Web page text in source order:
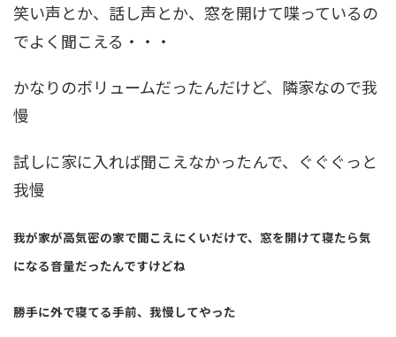
笑い声とか、話し声とか、窓を開けて喋っているの
でよく聞こえる・・・
かなりのボリュームだったんだけど、隣家なので我
慢
試しに家に入れば聞こえなかったんで、ぐぐぐっと
我慢
我が家が高気密の家で聞こえにくいだけで、窓を開けて寝たら気
になる音量だったんですけどね
勝手に外で寝てる手前、我慢してやった